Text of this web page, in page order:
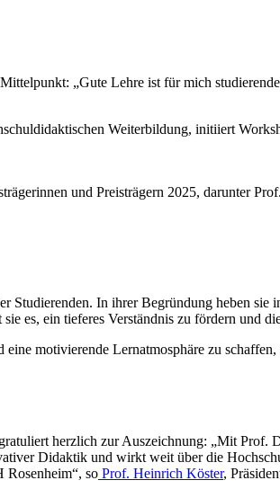
„Gute Lehre ist für mich
Weiterbildung, initiiert
und Preisträgern 2025, darunter
In ihrer Begründung heben sie
es, ein tieferes Verständnis zu fördern und
motivierende Lernatmosphäre zu
herzlich zur Auszeichnung: „Mit
Didaktik und wirkt weit über die
Rosenheim“, so Prof. Heinrich Köster,